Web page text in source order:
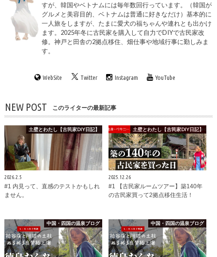
すが、韓国やベトナムには毎年数回行っています。（韓国が
グルメと美容目的、ベトナムは普通に好きなだけ）基本的に
一人旅をしますが、たまに愛犬の福ちゃんや連れとも出かけ
ます。2025年冬に古民家を購入して自力でDIYで古民家改
修。神戸と田舎の2拠点移住、畑仕事や地域行事に勤しみま
す。
WebSite Twitter Instagram YouTube
NEW POST このライターの最新記事
土壁とわたし【古民家DIY日記】
2026.2.5
#1 内見って、直感のテストかもしれ
ません。
土壁とわたし【古民家DIY日記】
2025.12.26
#1 【古民家ルームツアー】築140年
の古民家買って2拠点移住生活！
中国・四国の温泉ブログ 中国・四国の温泉ブログ